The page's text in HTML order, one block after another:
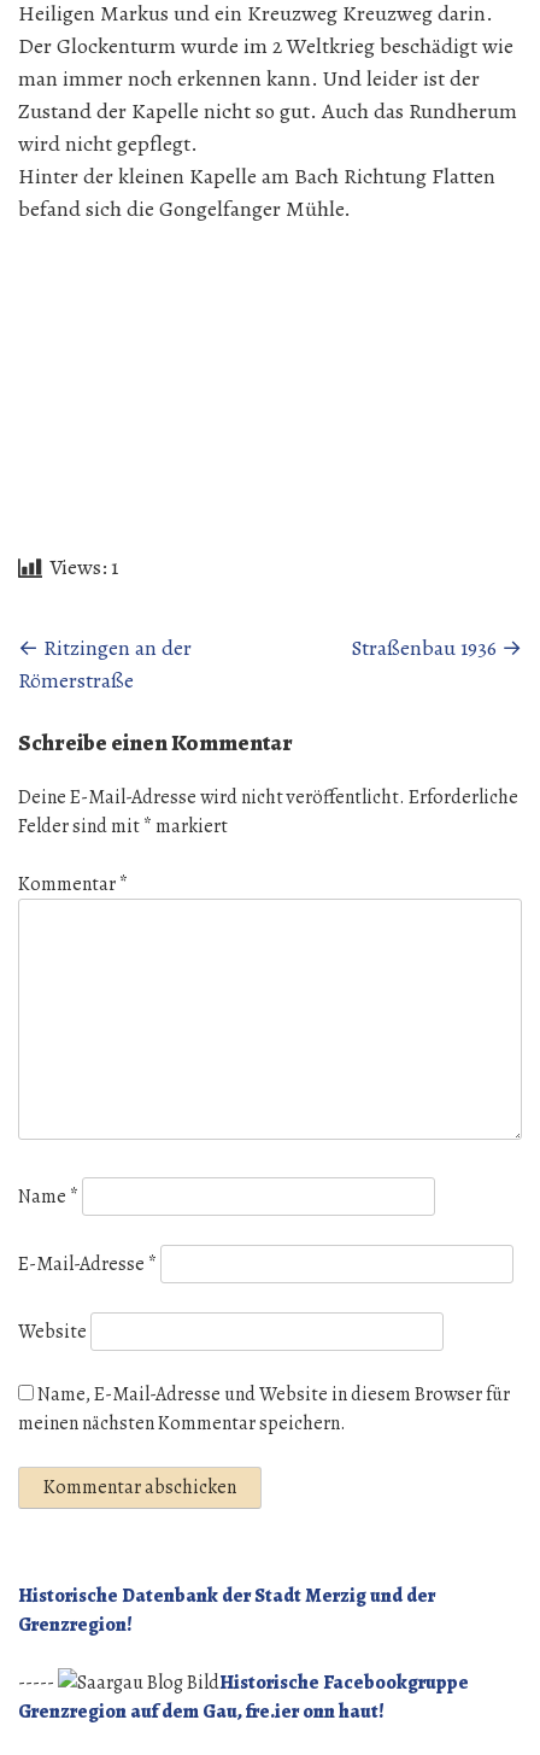
Heiligen Markus und ein Kreuzweg Kreuzweg darin.
Der Glockenturm wurde im 2 Weltkrieg beschädigt wie
man immer noch erkennen kann. Und leider ist der
Zustand der Kapelle nicht so gut. Auch das Rundherum
wird nicht gepflegt.
Hinter der kleinen Kapelle am Bach Richtung Flatten
befand sich die Gongelfanger Mühle.
Views:1
Beitragsnavigation
← Ritzingen an der
Römerstraße
Straßenbau 1936 →
Schreibe einen Kommentar
Deine E-Mail-Adresse wird nicht veröffentlicht. Erforderliche
Felder sind mit* markiert
Kommentar*
Name *
E-Mail-Adresse *
Website
Name, E-Mail-Adresse und Website in diesem Browser für
meinen nächsten Kommentar speichern.
Historische Datenbank der Stadt Merzig und der
Grenzregion!
-----
Historische Facebookgruppe
Grenzregion auf dem Gau, fre.ier onn haut!